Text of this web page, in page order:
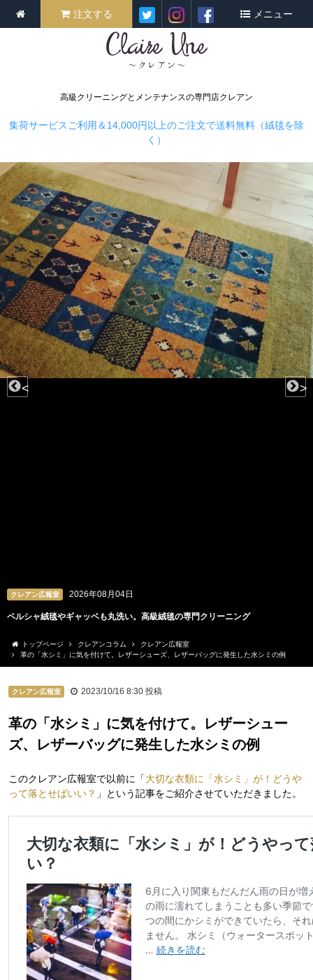
高級クリーニングとメンテナンスの専門店クレアン
注文する メニュー
集荷サービスご利用＆14,000円以上のご注文で送料無料（絨毯を除
く）
クレアン広報室 2026年08月04日
ペルシャ絨毯やギャッベも丸洗い。高級絨毯の専門クリーニング
< >
トップページ クレアンコラム
クレアン広報室
革の「水シミ」に気を付けて。レザーシューズ、レザーバッグに発生した水シミの例
クレアン広報室 2023/10/16 8:30 投稿
革の「水シミ」に気を付けて。レザーシュー
ズ、レザーバッグに発生した水シミの例
このクレアン広報室で以前に「大切な衣類に「水シミ」が！どうや
って落とせばいい？ 」という記事をご紹介させていただきました。